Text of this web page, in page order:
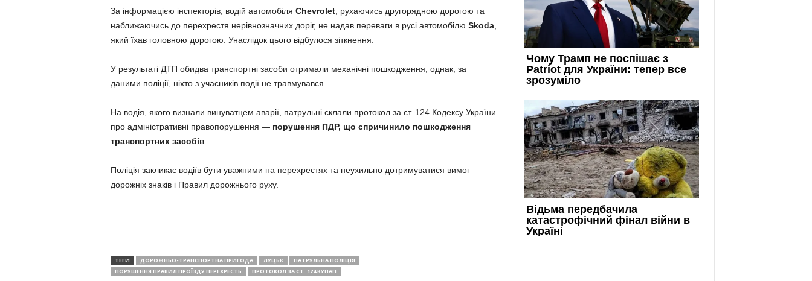
За інформацією інспекторів, водій автомобіля Chevrolet, рухаючись другорядною дорогою та
наближаючись до перехрестя нерівнозначних доріг, не надав переваги в русі автомобілю Skoda,
який їхав головною дорогою. Унаслідок цього відбулося зіткнення.
У результаті ДТП обидва транспортні засоби отримали механічні пошкодження, однак, за
даними поліції, ніхто з учасників події не травмувався.
На водія, якого визнали винуватцем аварії, патрульні склали протокол за ст. 124 Кодексу України
про адміністративні правопорушення — порушення ПДР, що спричинило пошкодження
транспортних засобів
Поліція закликає водіїв бути уважними на перехрестях та неухильно дотримуватися вимог
дорожніх знаків і Правил дорожнього руху.
ТЕГИ ДОРОЖНЬО-ТРАНСПОРТНА ПРИГОДА ЛУЦЬК
ПАТРУЛЬНА ПОЛІЦІЯ
ПОРУШЕННЯ ПРАВИЛ ПРОЇЗДУ ПЕРЕХРЕСТЬ
ПРОТОКОЛ ЗА СТ. 124 КУПАП